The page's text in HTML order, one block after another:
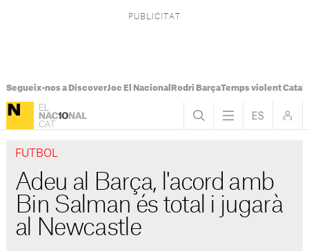
Segueix-nos a DiscoverJoc El Nacional Rodri BarçaTemps violent
FUTBOL
Adeu al Barça, l'acord amb
Bin Salman és total i jugarà
al Newcastle